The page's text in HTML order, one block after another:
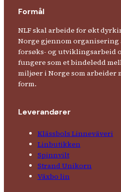
Formål
NLF skal arbeide for økt
Norge gjennom organisering
forsøks- og utviklingsarbeid
fungere som et bindeledd
miljøer i Norge som arbeider
form.
Leverandører
Klässbols Linne­väveri
Linbutikken
Spinnvilt
Strand Unikorn
Växbo lin